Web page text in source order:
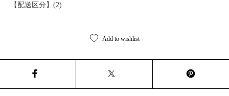
【配送区分】(2)
Add to wishlist